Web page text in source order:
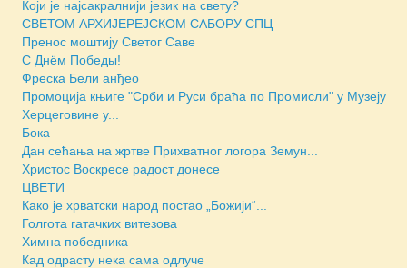
Који је најсакралнији језик на свету?
СВЕТОМ АРХИЈЕРЕЈСКОМ САБОРУ СПЦ
Пренос моштију Светог Саве
С Днём Победы!
Фреска Бели анђео
Промоција књиге "Срби и Руси браћа по Промисли" у Музеју
Херцеговине у...
Бока
Дан сећања на жртве Прихватног логора Земун...
Христос Воскресе радост донесе
ЦВЕТИ
Како је хрватски народ постао „Божији“...
Голгота гатачких витезова
Химна победника
Кад одрасту нека сама одлуче